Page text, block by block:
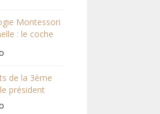
Montessori
: le coche
de la 3ème
président